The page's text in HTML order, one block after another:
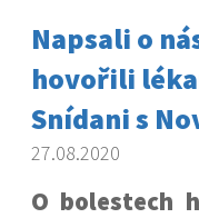
Napsali o
hovořili
Snídani s
27.08.2020
O bolestech